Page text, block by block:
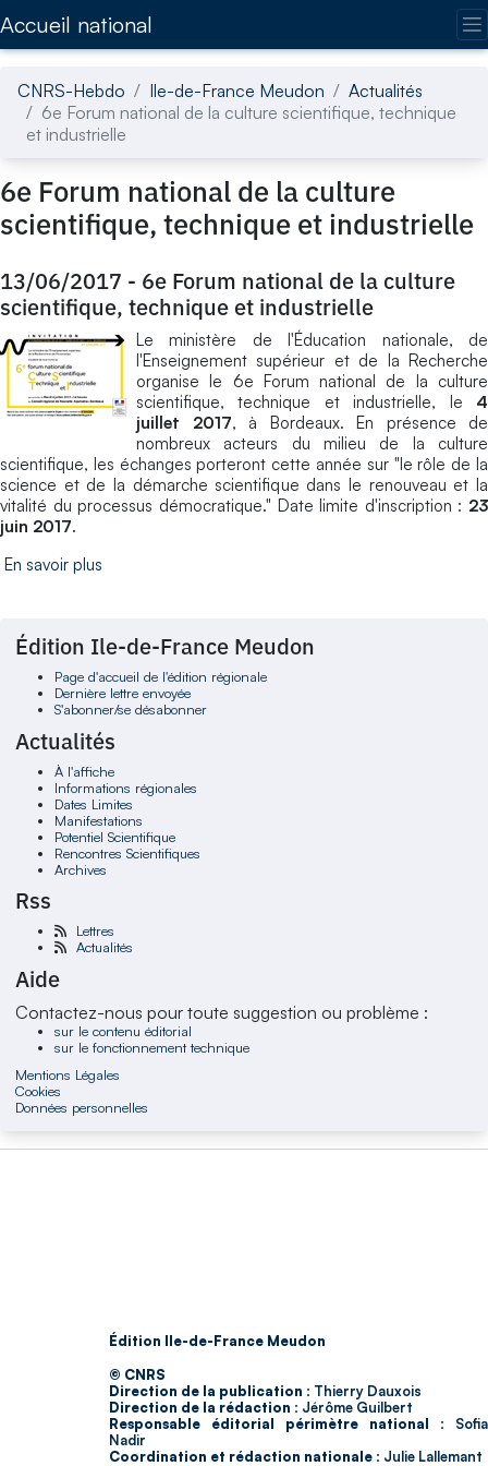
Accueil national
CNRS-Hebdo Ile-de-France Meudon
Actualités
6e Forum national de la culture scientifique, technique
et industrielle
6e Forum national de la culture
scientifique, technique et industrielle
13/06/2017 - 6e Forum national de la culture
scientifique, technique et industrielle
Le ministère de l'Éducation nationale, de
l'Enseignement supérieur et de la Recherche
organise le 6e Forum national de la culture
scientifique, technique et industrielle, le 4
juillet 2017, à Bordeaux. En présence de
nombreux acteurs du milieu de la culture
scientifique, les échanges porteront cette année sur "le rôle de la
science et de la démarche scientifique dans le renouveau et la
vitalité du processus démocratique." Date limite d'inscription : 23
juin 2017.
En savoir plus
Édition Ile-de-France Meudon
Page d'accueil de l'édition régionale
Dernière lettre envoyée
S'abonner/se désabonner
Actualités
À l'affiche
Informations régionales
Dates Limites
Manifestations
Potentiel Scientifique
Rencontres Scientifiques
Archives
Rss
Lettres
Actualités
Aide
Contactez-nous pour toute suggestion ou problème :
sur le contenu éditorial
sur le fonctionnement technique
Mentions Légales
Cookies
Données personnelles
Édition Ile-de-France Meudon
© CNRS
Direction de la publication : Thierry Dauxois
Direction de la rédaction : Jérôme Guilbert
Responsable éditorial périmètre national : Sofia
Nadir
Coordination et rédaction nationale : Julie Lallemant